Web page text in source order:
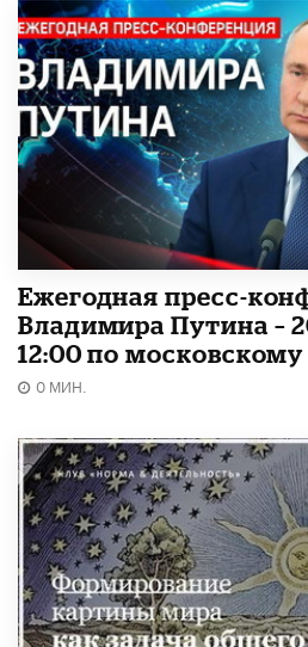
Ежегодная пресс-
Владимира Путина –
12:00 по
0 МИН.